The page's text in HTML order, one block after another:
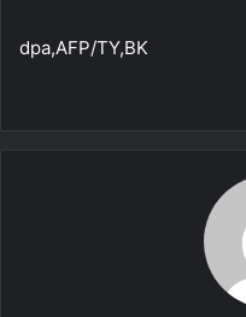
dpa,AFP/TY,BK